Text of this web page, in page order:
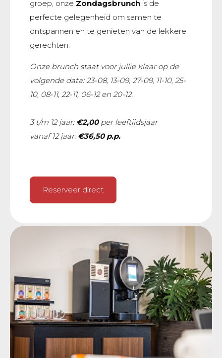
groep, onze Zondagsbrunch is de
perfecte gelegenheid om samen te
ontspannen en te genieten van de lekkere
gerechten.
Onze brunch staat voor jullie klaar op de
volgende data: 23-08, 13-09, 27-09, 11-10, 25-
10, 08-11, 22-11, 06-12 en 20-12.
3 t/m 12 jaar: €2,00per leeftijdsjaar
vanaf 12 jaar: €36,50 p.p.
Reserveer direct